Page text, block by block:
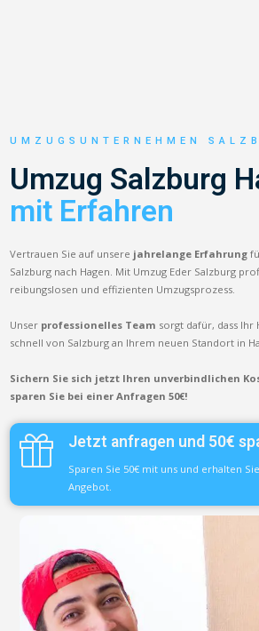
UMZUGSUNTERNEHMEN
Umzug Salzburg
mit Erfahren
Vertrauen Sie auf unsere jahrelange Erfahrung
Salzburg nach Hagen. Mit Umzug Eder Salzburg
reibungslosen und effizienten Umzugsprozess.
Unser professionelles Team sorgt dafür, dass Ihr
schnell von Salzburg an Ihrem neuen Standort in
Sichern Sie sich jetzt Ihren unverbindlichen
sparen Sie bei einer Anfragen 50€!
Jetzt anfragen und 50€
Sparen Sie 50€ mit uns und erhalten
Angebot.